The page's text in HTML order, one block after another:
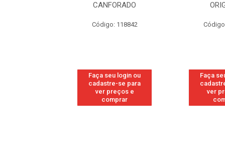
CANFORADO
Código: 118842
Faça seu login ou
cadastre-se para
ver preços e
comprar
Faça
ver